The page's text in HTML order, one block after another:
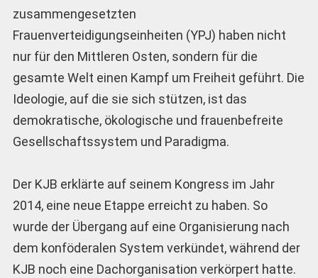
zusammengesetzten
Frauenverteidigungseinheiten (YPJ) haben nicht
nur für den Mittleren Osten, sondern für die
gesamte Welt einen Kampf um Freiheit geführt. Die
Ideologie, auf die sie sich stützen, ist das
demokratische, ökologische und frauenbefreite
Gesellschaftssystem und Paradigma.
Der KJB erklärte auf seinem Kongress im Jahr
2014, eine neue Etappe erreicht zu haben. So
wurde der Übergang auf eine Organisierung nach
dem konföderalen System verkündet, während der
KJB noch eine Dachorganisation verkörpert hatte.